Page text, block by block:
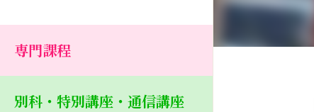
専門課程
別科・特別講座・通信講座